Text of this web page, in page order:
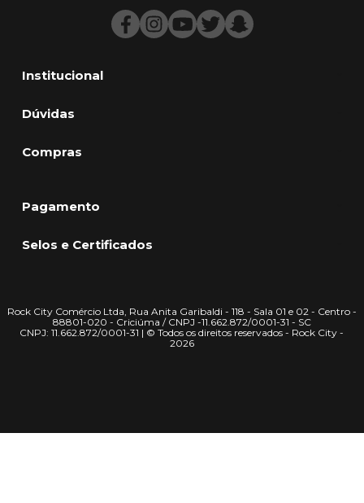
Institucional
Dúvidas
Compras
Pagamento
Selos e Certificados
Rock City Comércio Ltda, Rua Anita Garibaldi - 118 - Sala 01 e 02 - Centro -
88801-020 - Criciúma / CNPJ -11.662.872/0001-31 - SC
CNPJ: 11.662.872/0001-31 | © Todos os direitos reservados - Rock City -
2026